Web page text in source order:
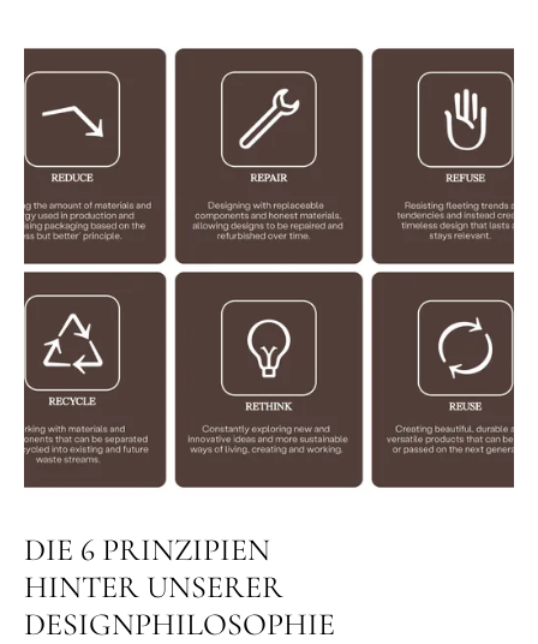
DIE 6 PRINZIPIEN
HINTER UNSERER
DESIGNPHILOSOPHIE